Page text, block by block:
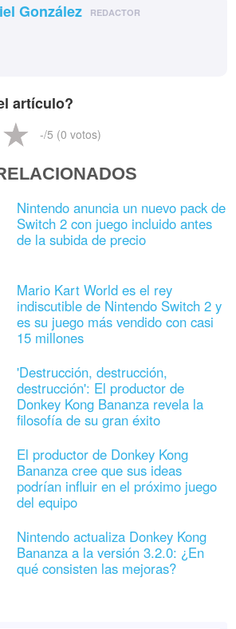
González REDACTOR
artículo?
-/5 (0 votos)
Nintendo anuncia un nuevo pack de
Switch 2 con juego incluido antes
de la subida de precio
Mario Kart World es el rey
indiscutible de Nintendo Switch 2 y
es su juego más vendido con casi
15 millones
'Destrucción, destrucción,
destrucción': El productor de
Donkey Kong Bananza revela la
filosofía de su gran éxito
El productor de Donkey Kong
Bananza cree que sus ideas
podrían influir en el próximo juego
del equipo
Nintendo actualiza Donkey Kong
Bananza a la versión 3.2.0: ¿En
qué consisten las mejoras?